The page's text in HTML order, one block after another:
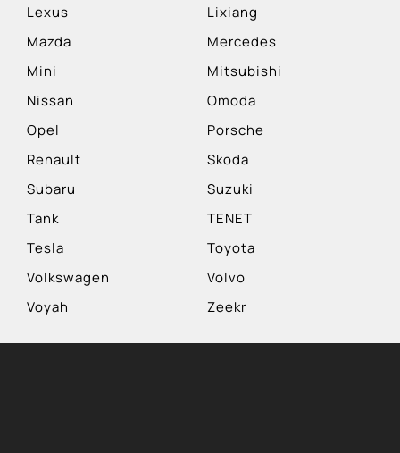
Lexus
Lixiang
Mazda
Mercedes
Mini
Mitsubishi
Nissan
Omoda
Opel
Porsche
Renault
Skoda
Subaru
Suzuki
Tank
TENET
Tesla
Toyota
Volkswagen
Volvo
Voyah
Zeekr